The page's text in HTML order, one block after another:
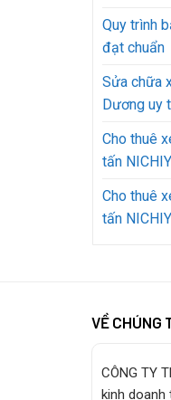
Quy trình
đạt chuẩn
Sửa chữa
Dương uy
Cho thuê
tấn
Cho thuê
tấn
VỀ CHÚNG
CÔNG TY
kinh doanh